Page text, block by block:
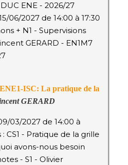
ENE - 2026/27
06/2027 de 14:00 à 17:30
+ N1 - Supervisions
GERARD - EN1M7
ISC: La pratique de la
GERARD
03/2027 de 14:00 à
CS1 - Pratique de la grille
avons-nous besoin
- S1 - Olivier